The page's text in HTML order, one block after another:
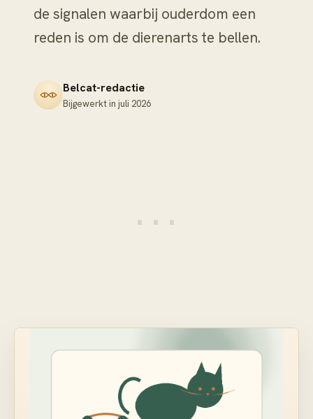
de signalen waarbij ouderdom een
reden is om de dierenarts te bellen.
Belcat-redactie
Bijgewerkt in juli 2026